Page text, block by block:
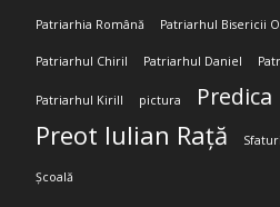
Patriarhia Română Patriarhul Bisericii
Patriarhul Chiril Patriarhul Daniel
Patriarhul Kirill pictura Predica
Preot Iulian Rață
Școală